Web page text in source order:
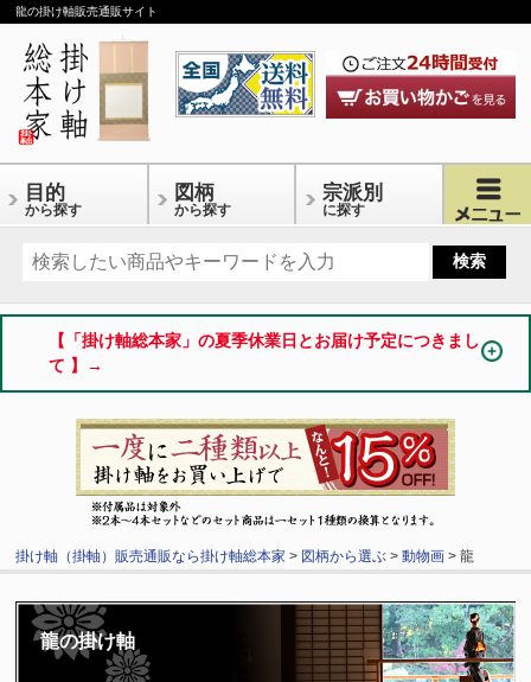
龍の掛け軸販売通販サイト
目的
から探す
図柄
から探す
宗派別
に探す
【「掛け軸総本家」の夏季休業日とお届け予定につきまし
て 】→
掛け軸（掛軸）販売通販なら掛け軸総本家 > 図柄から選ぶ >動物画 > 龍
龍の掛け軸